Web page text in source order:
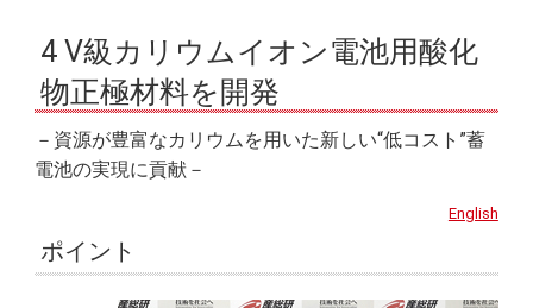
4 V級カリウムイオン電池用酸化
物正極材料を開発
－資源が豊富なカリウムを用いた新しい“低コスト”蓄
電池の実現に貢献－
English
ポイント